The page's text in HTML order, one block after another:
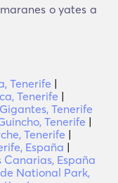
o yates a
Tenerife |
Tenerife |
Tenerife
Tenerife |
Tenerife |
España |
España
National Park,